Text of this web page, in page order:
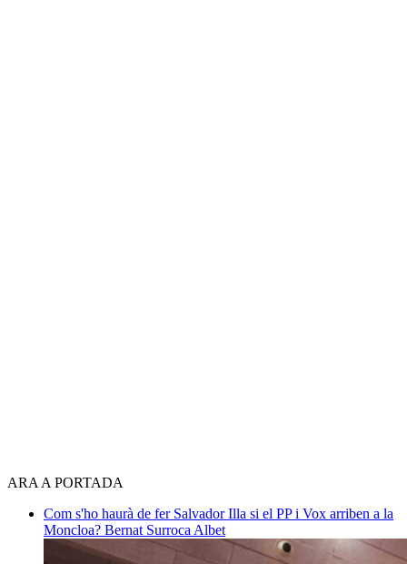
ARA A PORTADA
Com s'ho haurà de fer Salvador Illa si el PP i Vox arriben a la
Moncloa? Bernat Surroca Albet